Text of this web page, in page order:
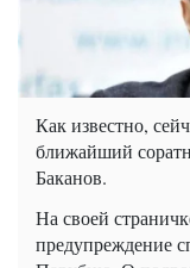
Как известно,
ближайший
Баканов.
На своей
предупреждение